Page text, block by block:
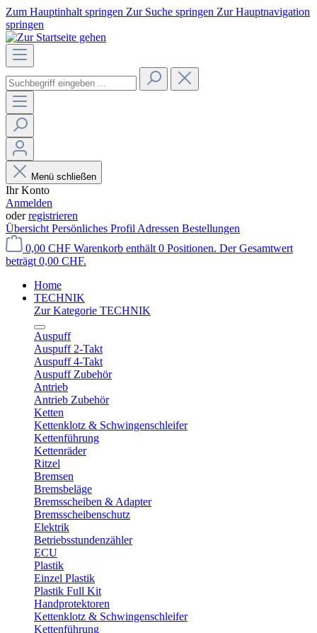
Zum Hauptinhalt springen Zur Suche springen Zur Hauptnavigation
springen
Menü schließen
Ihr Konto
Anmelden
oderregistrieren
Übersicht Persönliches Profil Adressen Bestellungen
0,00 CHF Warenkorb enthält 0 Positionen. Der Gesamtwert
beträgt 0,00 CHF.
Home
TECHNIK
Zur Kategorie TECHNIK
Auspuff
Auspuff 2-Takt
Auspuff 4-Takt
Auspuff Zubehör
Antrieb
Antrieb Zubehör
Ketten
Kettenklotz & Schwingenschleifer
Kettenführung
Kettenräder
Ritzel
Bremsen
Bremsbeläge
Bremsscheiben & Adapter
Bremsscheibenschutz
Elektrik
Betriebsstundenzähler
ECU
Plastik
Einzel Plastik
Plastik Full Kit
Handprotektoren
Kettenklotz & Schwingenschleifer
Kettenführung